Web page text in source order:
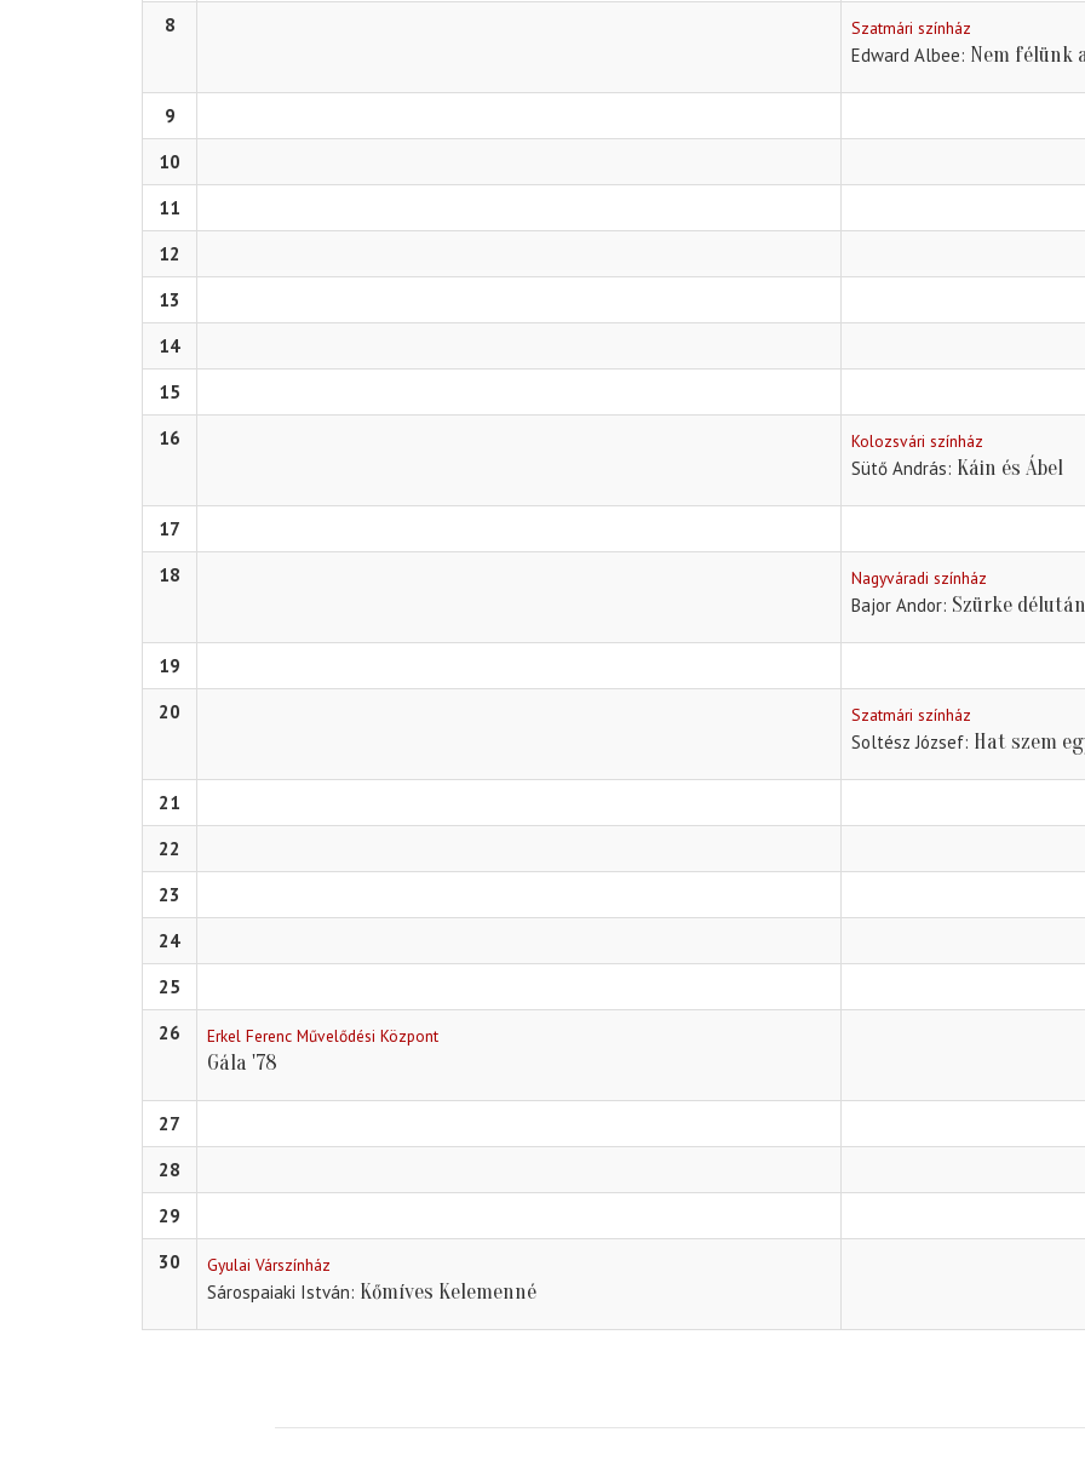
8
Szatmári színház
Edward Albee Nem félünk
9
10
11
12
13
14
15
16
Kolozsvári színház
Sütő András Káin és Ábel
17
18
Nagyváradi színház
Bajor Andor Szürke délután
19
20
Szatmári színház
Soltész József Hat szem
21
22
23
24
25
26
Erkel Ferenc Művelődési Központ
Gála '78
27
28
29
30
Gyulai Várszínház
Sárospaiaki István Kőmíves Kelemenné